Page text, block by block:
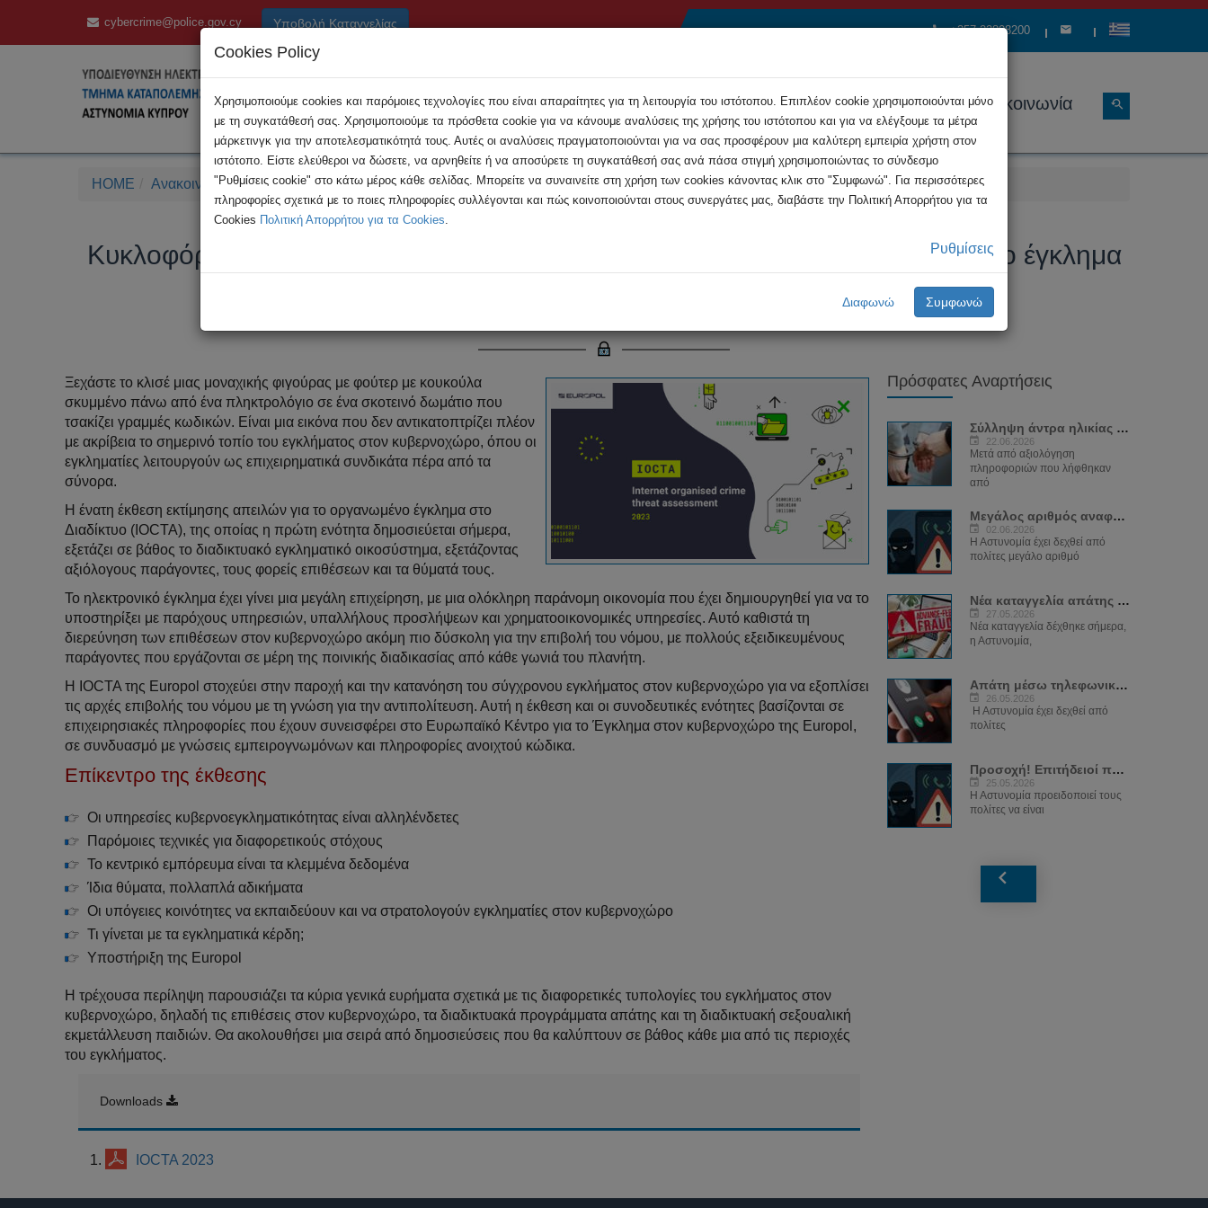
cybercrime@police.gov.cy Υποβολή Καταγγελίας +357 22808200
Αρχική Συμβουλές Εκδηλώσεις Ανακοινώσεις Διάρθρωση Επικοινωνία
HOME Ανακοινώσεις Κυκλοφόρησε η 9η έκθεση εκτίμησης απειλών της Europol για το ...
Κυκλοφόρησε η 9η έκθεση εκτίμησης απειλών της Europol για το οργανωμένο έγκλημα
στο Διαδίκτυο
IOCTA 2023: Ξεχάστε τους χάκερ με κουκούλα, το έγκλημα στον κυβερνοχώρο έχει εξελιχθεί σε μια μεγάλη επιχείρηση
Ξεχάστε το κλισέ μιας μοναχικής φιγούρας με φούτερ με κουκούλα
σκυμμένο πάνω από ένα πληκτρολόγιο σε ένα σκοτεινό δωμάτιο που
τσακίζει γραμμές κωδικών. Είναι μια εικόνα που δεν αντικατοπτρίζει πλέον
με ακρίβεια το σημερινό τοπίο του εγκλήματος στον κυβερνοχώρο, όπου οι
εγκληματίες λειτουργούν ως επιχειρηματικά συνδικάτα πέρα από τα
σύνορα.
Η ένατη έκθεση εκτίμησης απειλών για το οργανωμένο έγκλημα στο
Διαδίκτυο (IOCTA), της οποίας η πρώτη ενότητα δημοσιεύεται σήμερα,
εξετάζει σε βάθος το διαδικτυακό εγκληματικό οικοσύστημα, εξετάζοντας
αξιόλογους παράγοντες, τους φορείς επιθέσεων και τα θύματά τους.
Το ηλεκτρονικό έγκλημα έχει γίνει μια μεγάλη επιχείρηση, με μια ολόκληρη παράνομη οικονομία που έχει δημιουργηθεί για να το
υποστηρίξει με παρόχους υπηρεσιών, υπαλλήλους προσλήψεων και χρηματοοικονομικές υπηρεσίες. Αυτό καθιστά τη
διερεύνηση των επιθέσεων στον κυβερνοχώρο ακόμη πιο δύσκολη για την επιβολή του νόμου, με πολλούς εξειδικευμένους
παράγοντες που εργάζονται σε μέρη της ποινικής διαδικασίας από κάθε γωνιά του πλανήτη.
Η IOCTA της Europol στοχεύει στην παροχή και την κατανόηση του σύγχρονου εγκλήματος στον κυβερνοχώρο για να εξοπλίσει
τις αρχές επιβολής του νόμου με τη γνώση για την αντιπολίτευση. Αυτή η έκθεση και οι συνοδευτικές ενότητες βασίζονται σε
επιχειρησιακές πληροφορίες που έχουν συνεισφέρει στο Ευρωπαϊκό Κέντρο για το Έγκλημα στον κυβερνοχώρο της Europol,
σε συνδυασμό με γνώσεις εμπειρογνωμόνων και πληροφορίες ανοιχτού κώδικα.
Επίκεντρο της έκθεσης
Οι υπηρεσίες κυβερνοεγκληματικότητας είναι αλληλένδετες
Παρόμοιες τεχνικές για διαφορετικούς στόχους
Το κεντρικό εμπόρευμα είναι τα κλεμμένα δεδομένα
Ίδια θύματα, πολλαπλά αδικήματα
Οι υπόγειες κοινότητες να εκπαιδεύουν και να στρατολογούν εγκληματίες στον κυβερνοχώρο
Τι γίνεται με τα εγκληματικά κέρδη;
Υποστήριξη της Europol
Η τρέχουσα περίληψη παρουσιάζει τα κύρια γενικά ευρήματα σχετικά με τις διαφορετικές τυπολογίες του εγκλήματος στον
κυβερνοχώρο, δηλαδή τις επιθέσεις στον κυβερνοχώρο, τα διαδικτυακά προγράμματα απάτης και τη διαδικτυακή σεξουαλική
εκμετάλλευση παιδιών. Θα ακολουθήσει μια σειρά από δημοσιεύσεις που θα καλύπτουν σε βάθος κάθε μια από τις περιοχές
του εγκλήματος.
Downloads
IOCTA 2023
Πρόσφατες Αναρτήσεις
Σύλληψη άντρα ηλικίας 35 ετών για...
22.06.2026
Μετά από αξιολόγηση
πληροφοριών που λήφθηκαν
από
Μεγάλος αριθμός αναφορών από πολίτες για...
02.06.2026
Η Αστυνομία έχει δεχθεί από
πολίτες μεγάλο αριθμό
Νέα καταγγελία απάτης για μήνυμα δήθεν...
27.05.2026
Νέα καταγγελία δέχθηκε σήμερα,
η Αστυνομία,
Απάτη μέσω τηλεφωνικών κλήσεων εκ μέρους...
26.05.2026
Η Αστυνομία έχει δεχθεί από
πολίτες
Προσοχή! Επιτήδειοί παριστάνουν ψευδώς...
25.05.2026
Η Αστυνομία προειδοποιεί τους
πολίτες να είναι
Cookies Policy
Χρησιμοποιούμε cookies και παρόμοιες τεχνολογίες που είναι απαραίτητες για τη λειτουργία του ιστότοπου. Επιπλέον cookie χρησιμοποιούνται μόνο
με τη συγκατάθεσή σας. Χρησιμοποιούμε τα πρόσθετα cookie για να κάνουμε αναλύσεις της χρήσης του ιστότοπου και για να ελέγξουμε τα μέτρα
μάρκετινγκ για την αποτελεσματικότητά τους. Αυτές οι αναλύσεις πραγματοποιούνται για να σας προσφέρουν μια καλύτερη εμπειρία χρήστη στον
ιστότοπο. Είστε ελεύθεροι να δώσετε, να αρνηθείτε ή να αποσύρετε τη συγκατάθεσή σας ανά πάσα στιγμή χρησιμοποιώντας το σύνδεσμο
"Ρυθμίσεις cookie" στο κάτω μέρος κάθε σελίδας. Μπορείτε να συναινείτε στη χρήση των cookies κάνοντας κλικ στο "Συμφωνώ". Για περισσότερες
πληροφορίες σχετικά με το ποιες πληροφορίες συλλέγονται και πώς κοινοποιούνται στους συνεργάτες μας, διαβάστε την Πολιτική Απορρήτου για τα
Cookies Πολιτική Απορρήτου για τα Cookies.
Ρυθμίσεις
Διαφωνώ Συμφωνώ